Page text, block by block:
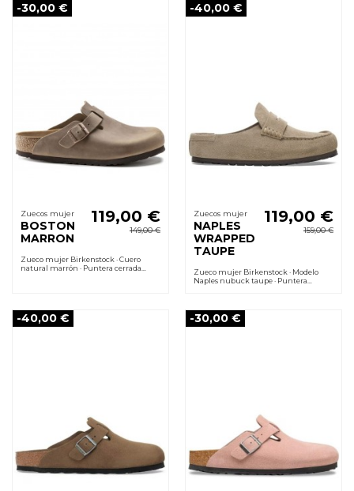
-30,00 €
Zuecos mujer
BOSTON
MARRON
119,00 €
149,00 €
Zueco mujer Birkenstock · Cuero
natural marrón · Puntera cerrada
-40,00 €
Zuecos mujer
NAPLES
WRAPPED
TAUPE
119,00 €
159,00 €
Zueco mujer Birkenstock · Modelo
Naples nubuck taupe · Puntera
-40,00 € -30,00 €